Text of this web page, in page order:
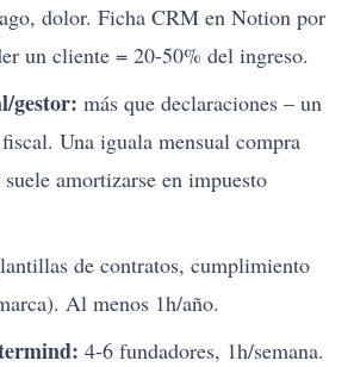
dolor. Ficha CRM en Notion por
un cliente = 20-50% del ingreso.
gestor: más que declaraciones – un
Una iguala mensual compra
suele amortizarse en impuesto
de contratos, cumplimiento
Al menos 1h/año.
4-6 fundadores, 1h/semana.